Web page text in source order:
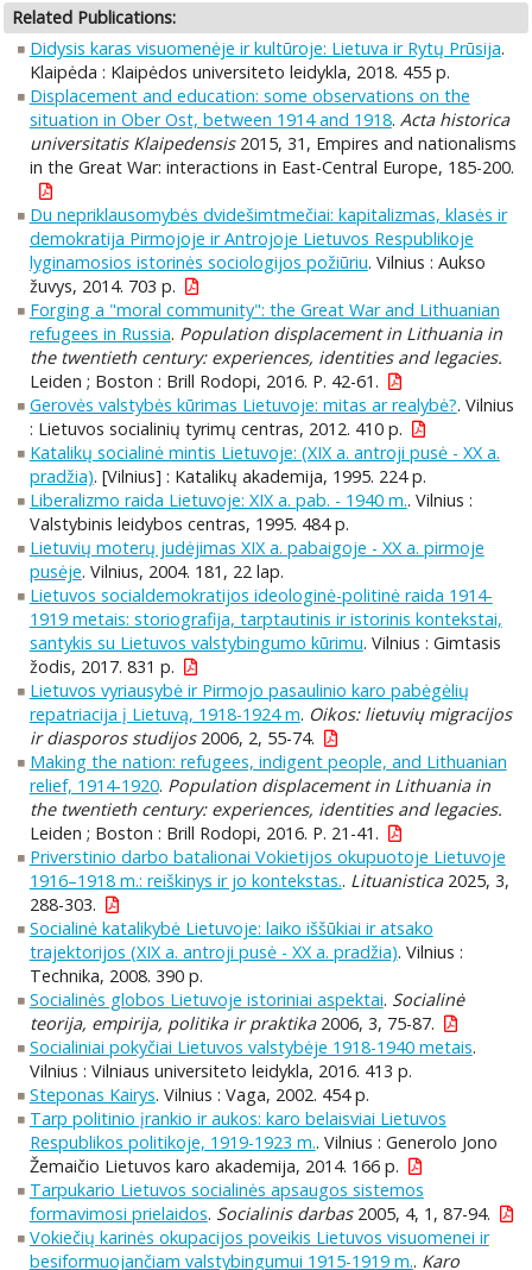
Related Publications:
Didysis karas visuomenėje ir kultūroje: Lietuva ir Rytų Prūsija.
Klaipėda : Klaipėdos universiteto leidykla, 2018. 455 p.
Displacement and education: some observations on the
situation in Ober Ost, between 1914 and 1918. Acta historica
universitatis Klaipedensis2015, 31, Empires and nationalisms
in the Great War: interactions in East-Central Europe, 185-200.
Du nepriklausomybės dvidešimtmečiai: kapitalizmas, klasės ir
demokratija Pirmojoje ir Antrojoje Lietuvos Respublikoje
lyginamosios istorinės sociologijos požiūriu. Vilnius : Aukso
žuvys, 2014. 703 p.
Forging a "moral community": the Great War and Lithuanian
refugees in Russia. Population displacement in Lithuania in
the twentieth century: experiences, identities and legacies.
Leiden ; Boston : Brill Rodopi, 2016. P. 42-61.
Gerovės valstybės kūrimas Lietuvoje: mitas ar realybė?. Vilnius
: Lietuvos socialinių tyrimų centras, 2012. 410 p.
Katalikų socialinė mintis Lietuvoje: (XIX a. antroji pusė - XX a.
pradžia). [Vilnius] : Katalikų akademija, 1995. 224 p.
Liberalizmo raida Lietuvoje: XIX a. pab. - 1940 m.. Vilnius :
Valstybinis leidybos centras, 1995. 484 p.
Lietuvių moterų judėjimas XIX a. pabaigoje - XX a. pirmoje
pusėje. Vilnius, 2004. 181, 22 lap.
Lietuvos socialdemokratijos ideologinė-politinė raida 1914-
1919 metais: storiografija, tarptautinis ir istorinis kontekstai,
santykis su Lietuvos valstybingumo kūrimu. Vilnius : Gimtasis
žodis, 2017. 831 p.
Lietuvos vyriausybė ir Pirmojo pasaulinio karo pabėgėlių
repatriacija į Lietuvą, 1918-1924 m. Oikos: lietuvių migracijos
ir diasporos studijos2006, 2, 55-74.
Making the nation: refugees, indigent people, and Lithuanian
relief, 1914-1920. Population displacement in Lithuania in
the twentieth century: experiences, identities and legacies.
Leiden ; Boston : Brill Rodopi, 2016. P. 21-41.
Priverstinio darbo batalionai Vokietijos okupuotoje Lietuvoje
1916–1918 m.: reiškinys ir jo kontekstas.. Lituanistica2025, 3,
288-303.
Socialinė katalikybė Lietuvoje: laiko iššūkiai ir atsako
trajektorijos (XIX a. antroji pusė - XX a. pradžia). Vilnius :
Technika, 2008. 390 p.
Socialinės globos Lietuvoje istoriniai aspektai. Socialinė
teorija, empirija, politika ir praktika2006, 3, 75-87.
Socialiniai pokyčiai Lietuvos valstybėje 1918-1940 metais.
Vilnius : Vilniaus universiteto leidykla, 2016. 413 p.
Steponas Kairys. Vilnius : Vaga, 2002. 454 p.
Tarp politinio įrankio ir aukos: karo belaisviai Lietuvos
Respublikos politikoje, 1919-1923 m.. Vilnius : Generolo Jono
Žemaičio Lietuvos karo akademija, 2014. 166 p.
Tarpukario Lietuvos socialinės apsaugos sistemos
formavimosi prielaidos. Socialinis darbas2005, 4, 1, 87-94.
Vokiečių karinės okupacijos poveikis Lietuvos visuomenei ir
besiformuojančiam valstybingumui 1915-1919 m.. Karo